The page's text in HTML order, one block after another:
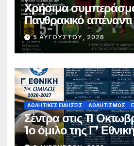
Χρήσιμα
Πανθρακικό
5 ΑΥΓΟΎΣΤΟΥ, 2026
ΑΘΛΗΤΙΚΈΣ ΕΙΔΉΣΕΙΣ ΑΘΛΗΤΙΣΜΌΣ
Σέντρα στις 11
1ο όμιλο της Γ’
Ανακοινώθηκε το